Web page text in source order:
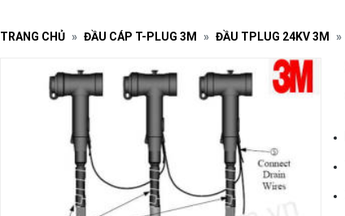
TRANG CHỦ ĐẦU CÁP T-PLUG 3M ĐẦU TPLUG 24KV 3M